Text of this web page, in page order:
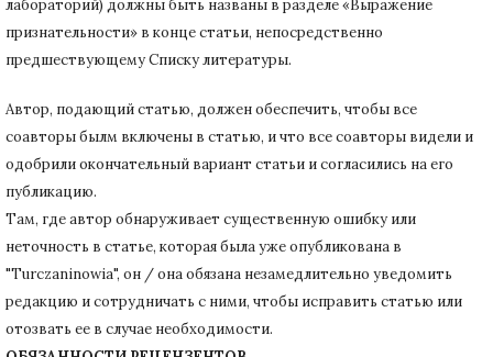
лабораторий) должны быть названы в разделе «Выражение
признательности» в конце статьи, непосредственно
предшествующему Списку литературы.
Автор, подающий статью, должен обеспечить, чтобы все
соавторы былм включены в статью, и что все соавторы видели и
одобрили окончательный вариант статьи и согласились на его
публикацию.
Там, где автор обнаруживает существенную ошибку или
неточность в статье, которая была уже опубликована в
"Turczaninowia", он / она обязана незамедлительно уведомить
редакцию и сотрудничать с ними, чтобы исправить статью или
отозвать ее в случае необходимости.